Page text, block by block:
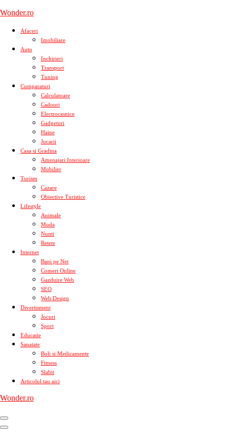
Skip
content
Wonder.ro
Afaceri
Imobiliare
Auto
Inchirieri
Transport
Tuning
Cumparaturi
Calculatoare
Cadouri
Electrocasnice
Gadgeturi
Haine
Jucarii
Casa si Gradina
Amenajari Interioare
Mobilier
Turism
Cazare
Obiective Turistice
Lifestyle
Animale
Moda
Nunti
Retete
Internet
Bani pe Net
Comert Online
Gazduire Web
SEO
Web Design
Divertisment
Jocuri
Sport
Educatie
Sanatate
Boli si Medicamente
Fitness
Slabit
Articolul tau aici
Wonder.ro